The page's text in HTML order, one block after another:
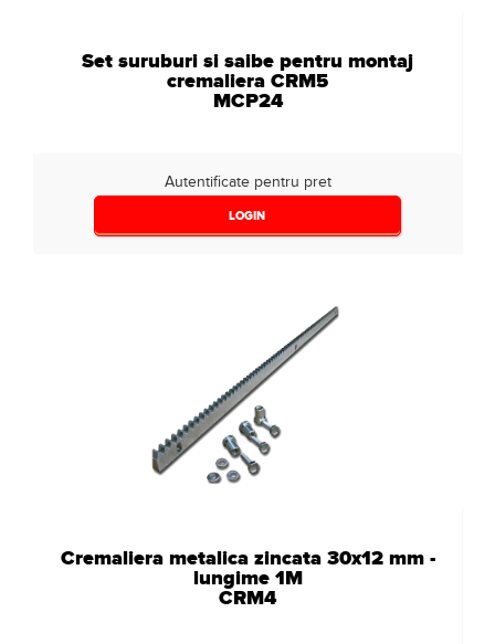
Set suruburi si saibe pentru montaj
cremaliera CRM5
MCP24
Autentificate pentru pret
LOGIN
Cremaliera metalica zincata 30x12 mm -
lungime 1M
CRM4